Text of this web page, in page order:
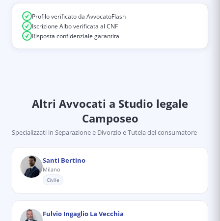
Profilo verificato da AvvocatoFlash
Iscrizione Albo verificata al CNF
Risposta confidenziale garantita
Altri Avvocati a Studio legale
Camposeo
Specializzati in Separazione e Divorzio e Tutela del consumatore
Santi Bertino
Milano
Civile
Fulvio Ingaglio La Vecchia